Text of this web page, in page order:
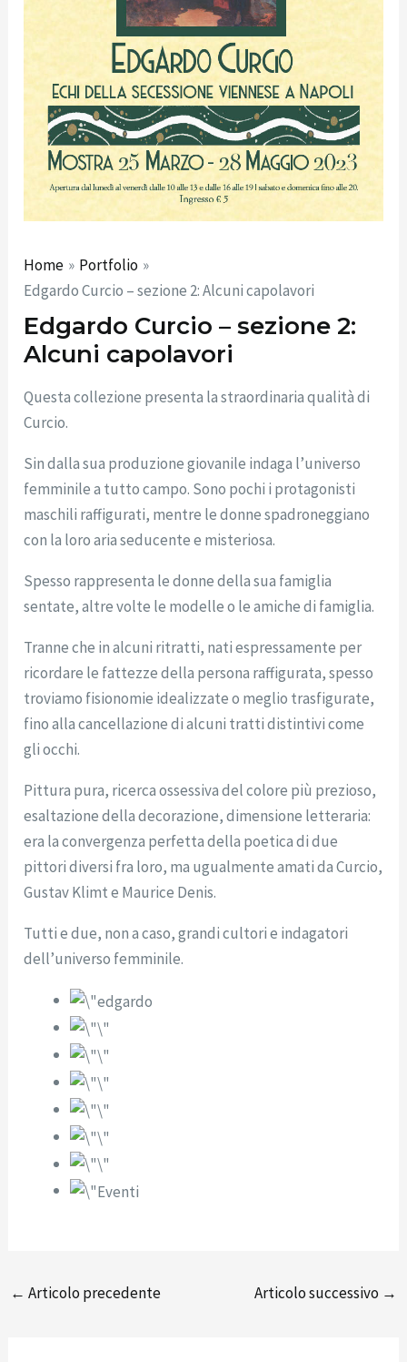
Home
Portfolio
Edgardo Curcio – sezione 2: Alcuni capolavori
Edgardo Curcio – sezione 2:
Alcuni capolavori
Questa collezione presenta la straordinaria qualità di
Curcio.
Sin dalla sua produzione giovanile indaga l’universo
femminile a tutto campo. Sono pochi i protagonisti
maschili raffigurati, mentre le donne spadroneggiano
con la loro aria seducente e misteriosa.
Spesso rappresenta le donne della sua famiglia
sentate, altre volte le modelle o le amiche di famiglia.
Tranne che in alcuni ritratti, nati espressamente per
ricordare le fattezze della persona raffigurata, spesso
troviamo fisionomie idealizzate o meglio trasfigurate,
fino alla cancellazione di alcuni tratti distintivi come
gli occhi.
Pittura pura, ricerca ossessiva del colore più prezioso,
esaltazione della decorazione, dimensione letteraria:
era la convergenza perfetta della poetica di due
pittori diversi fra loro, ma ugualmente amati da Curcio,
Gustav Klimt e Maurice Denis.
Tutti e due, non a caso, grandi cultori e indagatori
dell’universo femminile.
← Articolo precedente Articolo successivo →